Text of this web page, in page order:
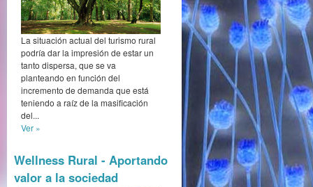
La situación actual del turismo rural
podría dar la impresión de estar un
tanto dispersa, que se va
planteando en función del
incremento de demanda que está
teniendo a raíz de la masificación
del...
Ver »
Wellness Rural - Aportando
valor a la sociedad